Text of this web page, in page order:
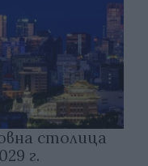
столица
г.